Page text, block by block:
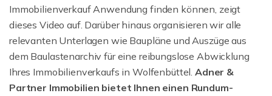
Immobilienverkauf Anwendung finden können, zeigt
dieses Video auf. Darüber hinaus organisieren wir alle
relevanten Unterlagen wie Baupläne und Auszüge aus
dem Baulastenarchiv für eine reibungslose Abwicklung
Ihres Immobilienverkaufs in Wolfenbüttel. Adner &
Partner Immobilien bietet Ihnen einen Rundum-